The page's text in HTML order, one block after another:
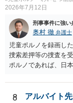
2026年7月12日
刑事事件に強い
奥村 徹 弁護士
児童ポルノを録画し
捜索差押等の捜査を
ポルノであれば、日
るなり、警察に相談
8
アルバイト